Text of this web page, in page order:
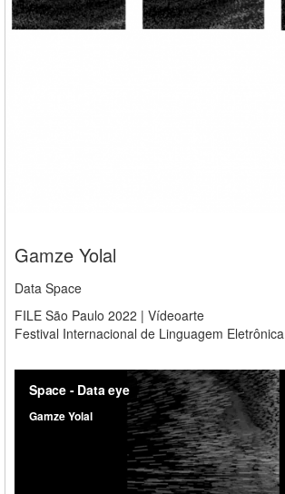
Gamze Yolal
Data Space
FILE São Paulo 2022 | Vídeoarte
Festival Internacional de Linguagem Eletrônica